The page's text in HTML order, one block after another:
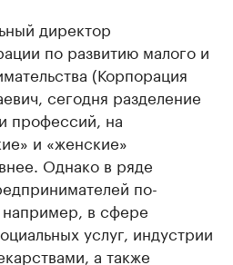
директор
по развитию малого и
(Корпорация
сегодня разделение
профессий, на
и «женские»
Однако в ряде
по-
в сфере
услуг, индустрии
а также